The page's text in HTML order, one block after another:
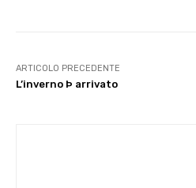
ARTICOLO PRECEDENTE
L’inverno Þ arrivato